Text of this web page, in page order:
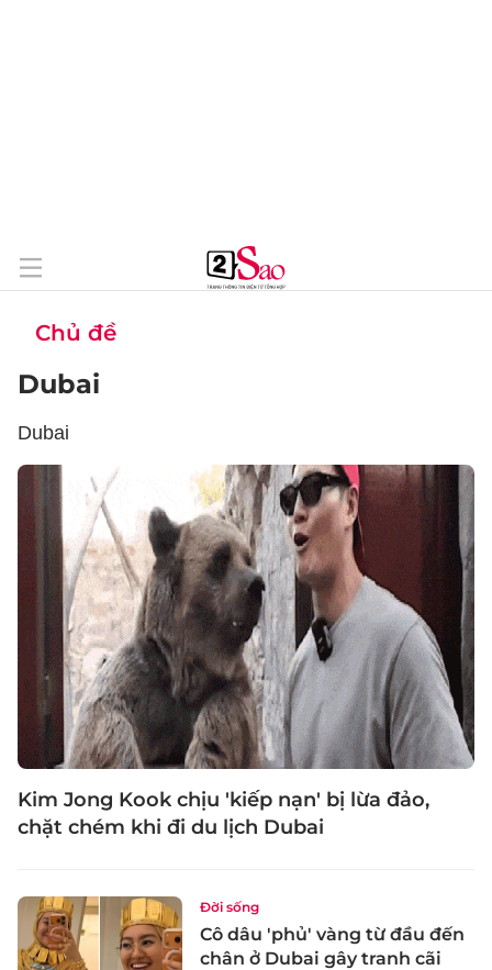
Chủ đề
Dubai
Dubai
Kim Jong Kook chịu 'kiếp nạn' bị lừa đảo,
chặt chém khi đi du lịch Dubai
Đời sống
Cô dâu 'phủ' vàng từ đầu đến
chân ở Dubai gây tranh cãi